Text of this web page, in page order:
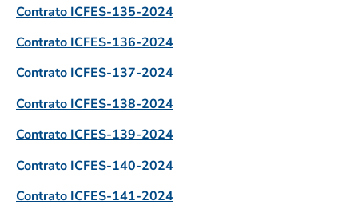
Contrato ICFES-135-2024
Contrato ICFES-136-2024
Contrato ICFES-137-2024
Contrato ICFES-138-2024
Contrato ICFES-139-2024
Contrato ICFES-140-2024
Contrato ICFES-141-2024